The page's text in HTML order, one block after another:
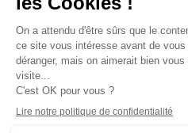
Nous suivre